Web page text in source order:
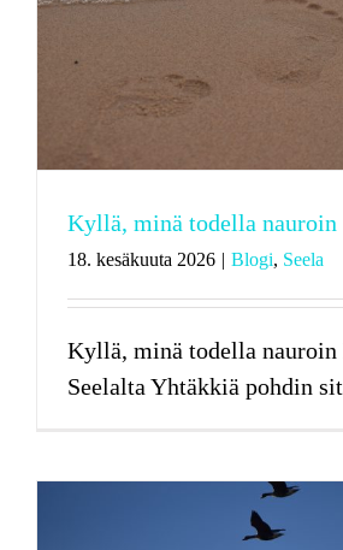
Kyllä, minä todella nauroin
18. kesäkuuta 2026 | Blogi, Seela
Kyllä, minä todella nauroin
Seelalta Yhtäkkiä pohdin